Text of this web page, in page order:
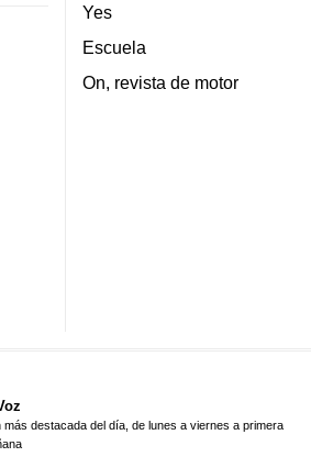
Yes
Escuela
On, revista de motor
más destacada del día, de lunes a viernes a primera